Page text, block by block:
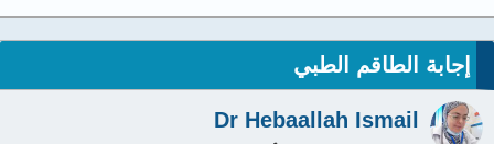
إجابة الطاقم الطبي
Dr Hebaallah Ismail